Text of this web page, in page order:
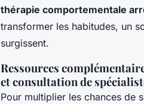
thérapie comportementale
transformer les habitudes, un
surgissent.
Ressources
et consultation de
Pour multiplier les chances de